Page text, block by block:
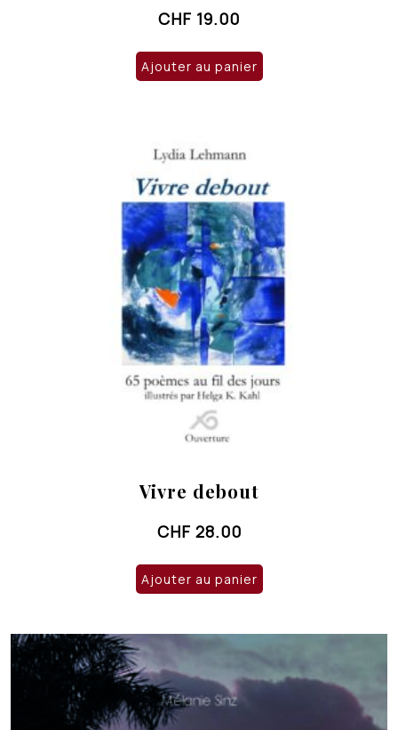
CHF 19.00
Ajouter au panier
Vivre debout
CHF 28.00
Ajouter au panier